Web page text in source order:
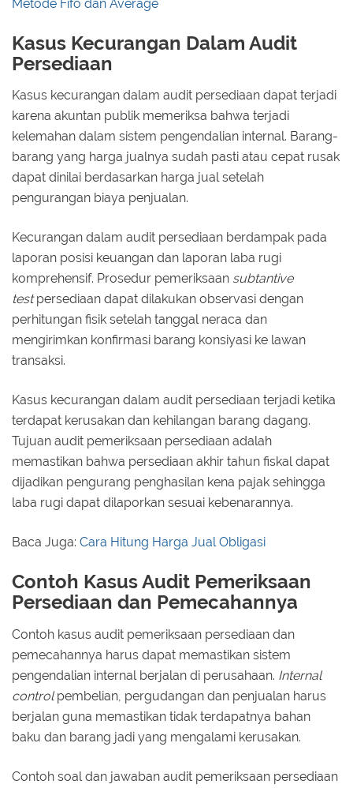
Metode Fifo dan Average
Kasus Kecurangan Dalam Audit
Persediaan
Kasus kecurangan dalam audit persediaan dapat terjadi
karena akuntan publik memeriksa bahwa terjadi
kelemahan dalam sistem pengendalian internal. Barang-
barang yang harga jualnya sudah pasti atau cepat rusak
dapat dinilai berdasarkan harga jual setelah
pengurangan biaya penjualan.
Kecurangan dalam audit persediaan berdampak pada
laporan posisi keuangan dan laporan laba rugi
komprehensif. Prosedur pemeriksaan subtantive
testpersediaan dapat dilakukan observasi dengan
perhitungan fisik setelah tanggal neraca dan
mengirimkan konfirmasi barang konsiyasi ke lawan
transaksi.
Kasus kecurangan dalam audit persediaan terjadi ketika
terdapat kerusakan dan kehilangan barang dagang.
Tujuan audit pemeriksaan persediaan adalah
memastikan bahwa persediaan akhir tahun fiskal dapat
dijadikan pengurang penghasilan kena pajak sehingga
laba rugi dapat dilaporkan sesuai kebenarannya.
Baca Juga: Cara Hitung Harga Jual Obligasi
Contoh Kasus Audit Pemeriksaan
Persediaan dan Pemecahannya
Contoh kasus audit pemeriksaan persediaan dan
pemecahannya harus dapat memastikan sistem
pengendalian internal berjalan di perusahaan. Internal
controlpembelian, pergudangan dan penjualan harus
berjalan guna memastikan tidak terdapatnya bahan
baku dan barang jadi yang mengalami kerusakan.
Contoh soal dan jawaban audit pemeriksaan persediaan